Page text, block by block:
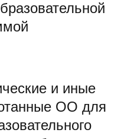
и иные
ОО для